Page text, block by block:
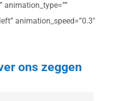
animation_type=””
animation_speed=”0.3″
ons zeggen